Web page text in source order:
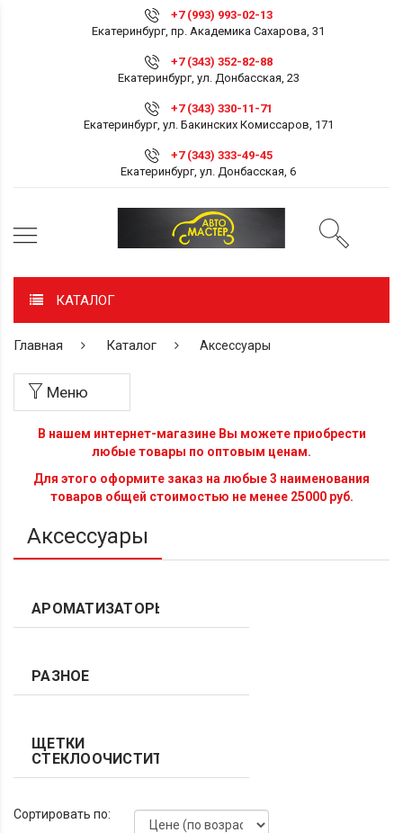
+7 (993) 993-02-13
Екатеринбург, пр. Академика Сахарова, 31
+7 (343) 352-82-88
Екатеринбург, ул. Донбасская, 23
+7 (343) 330-11-71
Екатеринбург, ул. Бакинских Комиссаров, 171
+7 (343) 333-49-45
Екатеринбург, ул. Донбасская, 6
КАТАЛОГ
Главная Каталог Аксессуары
Меню
В нашем интернет-магазине Вы можете приобрести
любые товары по оптовым ценам.
Для этого оформите заказ на любые 3 наименования
товаров общей стоимостью не менее 25000 руб.
Аксессуары
АРОМАТИЗАТОРЫ
РАЗНОЕ
ЩЕТКИ
СТЕКЛООЧИСТИТЕЛЯ
Сортировать по: